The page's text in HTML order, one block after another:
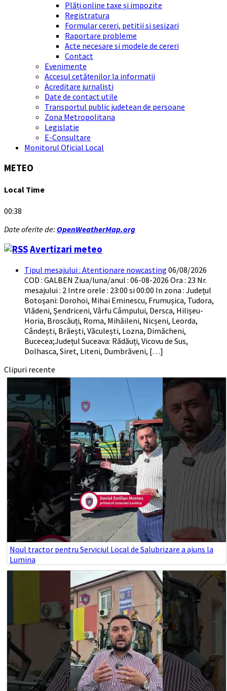
Plăți online taxe și impozite
Registratura
Formular cereri, petitii si sesizari
Raportare probleme
Acte necesare si modele de cereri
Contact
Evenimente
Accesul cetățenilor la informații
Acreditare jurnaliști
Date de contact utile
Transportul public judetean de persoane
Zona Metropolitana
Legislatie
E-Consultare
Monitorul Oficial Local
METEO
Local Time
00:38
Date oferite de: OpenWeatherMap.org
Avertizari meteo
Tipul mesajului : Atentionare nowcasting 06/08/2026
COD : GALBEN Ziua/luna/anul : 06-08-2026 Ora : 23 Nr.
mesajului : 2 Intre orele : 23:00 si 00:00 In zona : Județul
Botoşani: Dorohoi, Mihai Eminescu, Frumușica, Tudora,
Vlădeni, Șendriceni, Vârfu Câmpului, Dersca, Hilișeu-
Horia, Broscăuți, Roma, Mihăileni, Nicșeni, Leorda,
Cândești, Brăești, Văculești, Lozna, Dimăcheni,
Bucecea;Județul Suceava: Rădăuți, Vicovu de Sus,
Dolhasca, Siret, Liteni, Dumbrăveni, […]
Clipuri recente
Noul tractor pentru Serviciul Local de Salubrizare a ajuns la
Lumina